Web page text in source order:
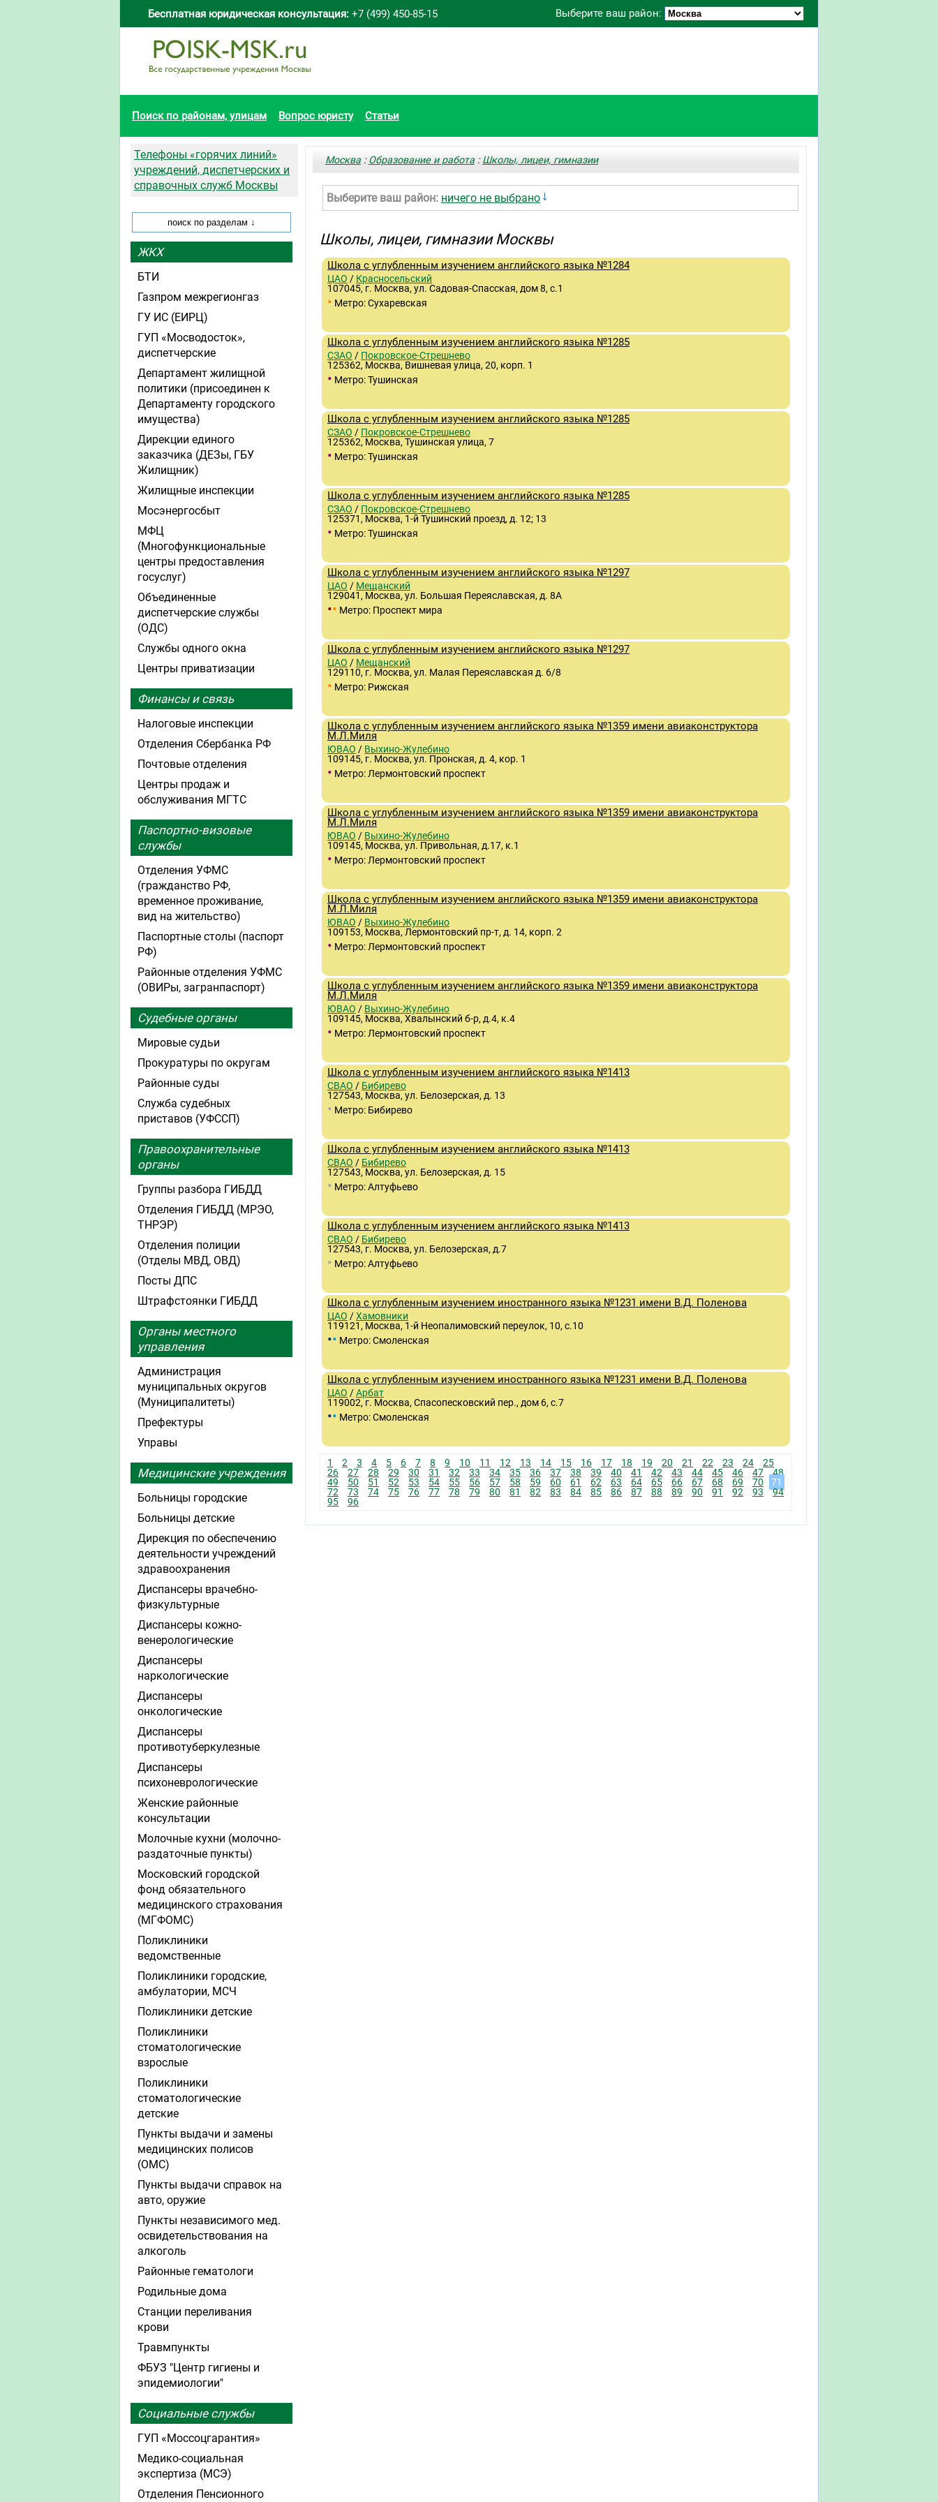
Выберите ваш район:
Бесплатная юридическая консультация: +7 (499) 450-85-15
Поиск по районам, улицам Вопрос юристу Статьи
Москва :Образование и работа :Школы, лицеи, гимназии
Выберите ваш район: ничего не выбрано
Школы, лицеи, гимназии Москвы
Школа с углубленным изучением английского языка №1284
ЦАО / Красносельский
107045, г. Москва, ул. Садовая-Спасская, дом 8, с.1
• Метро: Сухаревская
Школа с углубленным изучением английского языка №1285
СЗАО / Покровское-Стрешнево
125362, Москва, Вишневая улица, 20, корп. 1
• Метро: Тушинская
Школа с углубленным изучением английского языка №1285
СЗАО / Покровское-Стрешнево
125362, Москва, Тушинская улица, 7
• Метро: Тушинская
Школа с углубленным изучением английского языка №1285
СЗАО / Покровское-Стрешнево
125371, Москва, 1-й Тушинский проезд, д. 12; 13
• Метро: Тушинская
Школа с углубленным изучением английского языка №1297
ЦАО / Мещанский
129041, Москва, ул. Большая Переяславская, д. 8А
•• Метро: Проспект мира
Школа с углубленным изучением английского языка №1297
ЦАО / Мещанский
129110, г. Москва, ул. Малая Переяславская д. 6/8
• Метро: Рижская
Школа с углубленным изучением английского языка №1359 имени авиаконструктора
М.Л.Миля
ЮВАО / Выхино-Жулебино
109145, г. Москва, ул. Пронская, д. 4, кор. 1
• Метро: Лермонтовский проспект
Школа с углубленным изучением английского языка №1359 имени авиаконструктора
М.Л.Миля
ЮВАО / Выхино-Жулебино
109145, Москва, ул. Привольная, д.17, к.1
• Метро: Лермонтовский проспект
Школа с углубленным изучением английского языка №1359 имени авиаконструктора
М.Л.Миля
ЮВАО / Выхино-Жулебино
109153, Москва, Лермонтовский пр-т, д. 14, корп. 2
• Метро: Лермонтовский проспект
Школа с углубленным изучением английского языка №1359 имени авиаконструктора
М.Л.Миля
ЮВАО / Выхино-Жулебино
109145, Москва, Хвалынский б-р, д.4, к.4
• Метро: Лермонтовский проспект
Школа с углубленным изучением английского языка №1413
СВАО / Бибирево
127543, Москва, ул. Белозерская, д. 13
• Метро: Бибирево
Школа с углубленным изучением английского языка №1413
СВАО / Бибирево
127543, Москва, ул. Белозерская, д. 15
• Метро: Алтуфьево
Школа с углубленным изучением английского языка №1413
СВАО / Бибирево
127543, г. Москва, ул. Белозерская, д.7
• Метро: Алтуфьево
Школа с углубленным изучением иностранного языка №1231 имени В.Д. Поленова
ЦАО /Хамовники
119121, Москва, 1-й Неопалимовский переулок, 10, с.10
•• Метро: Смоленская
Школа с углубленным изучением иностранного языка №1231 имени В.Д. Поленова
ЦАО /Арбат
119002, г. Москва, Спасопесковский пер., дом 6, с.7
•• Метро: Смоленская
1 2 3 4 5 6 7 8 9 10 11 12 13 14 15 16 17 18 19 20 21 22 23 24
25
26
27 28 29 30 31 32 33 34 35 36 37 38 39 40 41 42 43 44 45 46 47
48
49
50 51 52 53 54 55 56 57 58 59 60 61 62 63 64 65 66 67 68 69 70
71
72
73 74 75 76 77 78 79 80 81 82 83 84 85 86 87 88 89 90 91 92 93
94
95
96
Телефоны «горячих линий»
учреждений, диспетчерских и
справочных служб Москвы
ЖКХ
БТИ
Газпром межрегионгаз
ГУ ИС (ЕИРЦ)
ГУП «Мосводосток»,
диспетчерские
Департамент жилищной
политики (присоединен к
Департаменту городского
имущества)
Дирекции единого
заказчика (ДЕЗы, ГБУ
Жилищник)
Жилищные инспекции
Мосэнергосбыт
МФЦ
(Многофункциональные
центры предоставления
госуслуг)
Объединенные
диспетчерские службы
(ОДС)
Службы одного окна
Центры приватизации
Финансы и связь
Налоговые инспекции
Отделения Сбербанка РФ
Почтовые отделения
Центры продаж и
обслуживания МГТС
Паспортно-визовые
службы
Отделения УФМС
(гражданство РФ,
временное проживание,
вид на жительство)
Паспортные столы (паспорт
РФ)
Районные отделения УФМС
(ОВИРы, загранпаспорт)
Судебные органы
Мировые судьи
Прокуратуры по округам
Районные суды
Служба судебных
приставов (УФССП)
Правоохранительные
органы
Группы разбора ГИБДД
Отделения ГИБДД (МРЭО,
ТНРЭР)
Отделения полиции
(Отделы МВД, ОВД)
Посты ДПС
Штрафстоянки ГИБДД
Органы местного
управления
Администрация
муниципальных округов
(Муниципалитеты)
Префектуры
Управы
Медицинские учреждения
Больницы городские
Больницы детские
Дирекция по обеспечению
деятельности учреждений
здравоохранения
Диспансеры врачебно-
физкультурные
Диспансеры кожно-
венерологические
Диспансеры
наркологические
Диспансеры
онкологические
Диспансеры
противотуберкулезные
Диспансеры
психоневрологические
Женские районные
консультации
Молочные кухни (молочно-
раздаточные пункты)
Московский городской
фонд обязательного
медицинского страхования
(МГФОМС)
Поликлиники
ведомственные
Поликлиники городские,
амбулатории, МСЧ
Поликлиники детские
Поликлиники
стоматологические
взрослые
Поликлиники
стоматологические
детские
Пункты выдачи и замены
медицинских полисов
(ОМС)
Пункты выдачи справок на
авто, оружие
Пункты независимого мед.
освидетельствования на
алкоголь
Районные гематологи
Родильные дома
Станции переливания
крови
Травмпункты
ФБУЗ "Центр гигиены и
эпидемиологии"
Социальные службы
ГУП «Моссоцгарантия»
Медико-социальная
экспертиза (МСЭ)
Отделения Пенсионного